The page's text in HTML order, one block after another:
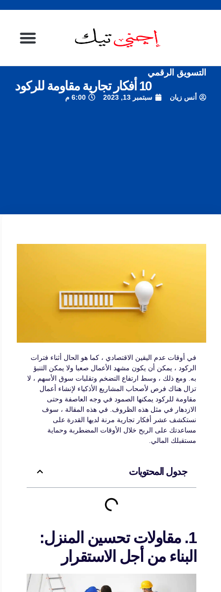
التسويق الرقمي
10 أفكار تجارية مقاومة للركود
أنس زيان سبتمبر 13, 2023 6:00 م
في أوقات عدم اليقين الاقتصادي ، كما هو الحال أثناء فترات
الركود ، يمكن أن يكون مشهد الأعمال صعبا ولا يمكن التنبؤ
به. ومع ذلك ، وسط ارتفاع التضخم وتقلبات سوق الأسهم ، لا
تزال هناك فرص لأصحاب المشاريع الأذكياء لإنشاء أعمال
مقاومة للركود يمكنها الصمود في وجه العاصفة وحتى
الازدهار في مثل هذه الظروف. في هذه المقالة ، سوف
نستكشف عشر أفكار تجارية مرنة لديها القدرة على
مساعدتك على الربح خلال الأوقات المضطربة وحماية
مستقبلك المالي.
جدول المحتويات
1. مقاولات تحسين المنزل:
البناء من أجل الاستقرار